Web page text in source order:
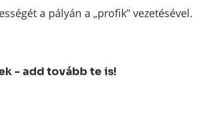
a pályán a „profik” vezetésével.
- add tovább te is!